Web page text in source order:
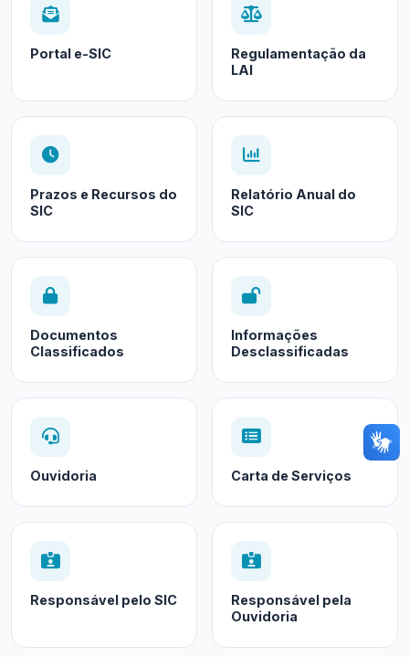
Portal e-SIC
Regulamentação da
LAI
Prazos e Recursos do
SIC
Relatório Anual do
SIC
Documentos
Classificados
Informações
Desclassificadas
Ouvidoria Carta de Serviços
Responsável pelo SIC
Responsável pela
Ouvidoria